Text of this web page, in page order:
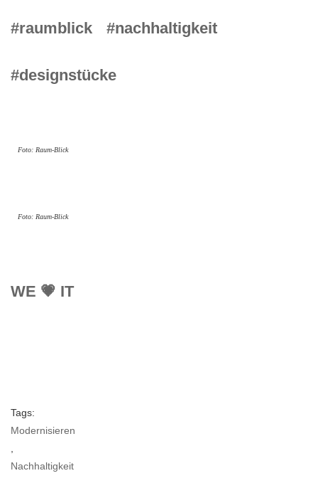
#raumblick #nachhaltigkeit
#designstücke
Foto: Raum-Blick
Foto: Raum-Blick
WE 💗 IT
Tags:
Modernisieren
,
Nachhaltigkeit